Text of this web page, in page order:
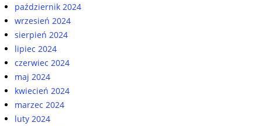
październik 2024
wrzesień 2024
sierpień 2024
lipiec 2024
czerwiec 2024
maj 2024
kwiecień 2024
marzec 2024
luty 2024